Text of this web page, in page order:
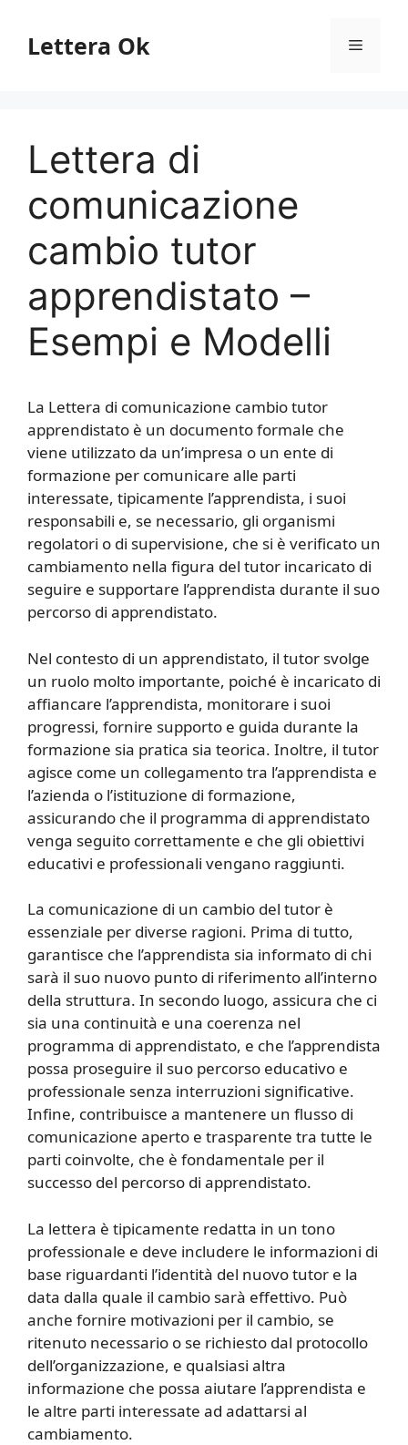
contenuto
Lettera Ok Menu
Lettera di
comunicazione
cambio tutor
apprendistato –
Esempi e Modelli
La Lettera di comunicazione cambio tutor
apprendistato è un documento formale che
viene utilizzato da un’impresa o un ente di
formazione per comunicare alle parti
interessate, tipicamente l’apprendista, i suoi
responsabili e, se necessario, gli organismi
regolatori o di supervisione, che si è verificato un
cambiamento nella figura del tutor incaricato di
seguire e supportare l’apprendista durante il suo
percorso di apprendistato.
Nel contesto di un apprendistato, il tutor svolge
un ruolo molto importante, poiché è incaricato di
affiancare l’apprendista, monitorare i suoi
progressi, fornire supporto e guida durante la
formazione sia pratica sia teorica. Inoltre, il tutor
agisce come un collegamento tra l’apprendista e
l’azienda o l’istituzione di formazione,
assicurando che il programma di apprendistato
venga seguito correttamente e che gli obiettivi
educativi e professionali vengano raggiunti.
La comunicazione di un cambio del tutor è
essenziale per diverse ragioni. Prima di tutto,
garantisce che l’apprendista sia informato di chi
sarà il suo nuovo punto di riferimento all’interno
della struttura. In secondo luogo, assicura che ci
sia una continuità e una coerenza nel
programma di apprendistato, e che l’apprendista
possa proseguire il suo percorso educativo e
professionale senza interruzioni significative.
Infine, contribuisce a mantenere un flusso di
comunicazione aperto e trasparente tra tutte le
parti coinvolte, che è fondamentale per il
successo del percorso di apprendistato.
La lettera è tipicamente redatta in un tono
professionale e deve includere le informazioni di
base riguardanti l’identità del nuovo tutor e la
data dalla quale il cambio sarà effettivo. Può
anche fornire motivazioni per il cambio, se
ritenuto necessario o se richiesto dal protocollo
dell’organizzazione, e qualsiasi altra
informazione che possa aiutare l’apprendista e
le altre parti interessate ad adattarsi al
cambiamento.